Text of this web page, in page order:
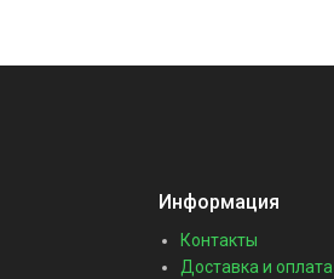
Информация
Контакты
Доставка и оплата